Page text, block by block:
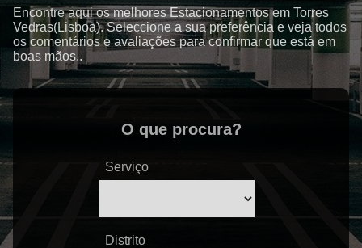
Encontre aqui os melhores Estacionamentos em Torres
Vedras(Lisboa). Seleccione a sua preferência e veja todos
os comentários e avaliações para confirmar que está em
boas mãos..
O que procura?
Serviço
Distrito